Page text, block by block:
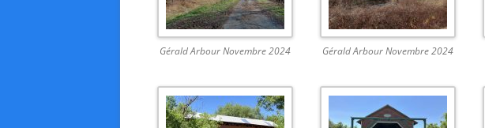
Gérald Arbour Novembre 2024 Gérald Arbour Novembre 2024